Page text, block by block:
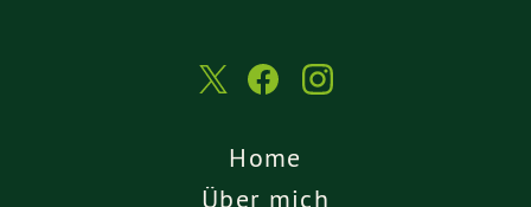
Home
Über mich